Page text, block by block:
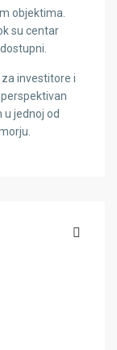
objektima.
su centar
investitore i
jednoj od